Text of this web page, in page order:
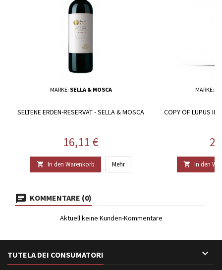
MARKE: SELLA & MOSCA
SELTENE ERDEN-RESERVAT - SELLA & MOSCA
Preis
16,11 €
 In den Warenkorb Mehr
MARKE:
COPY OF LUPUS IN
 In den
KOMMENTARE (0)
Aktuell keine Kunden-Kommentare
TUTELA DEI CONSUMATORI 